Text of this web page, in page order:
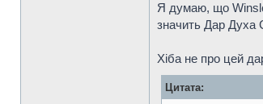
Я думаю, що
значить Дар Духа
Хіба не про цей
Цитата: